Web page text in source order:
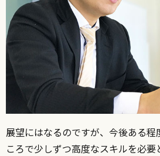
展望にはなるのですが、今後ある程
ころで少しずつ高度なスキルを必